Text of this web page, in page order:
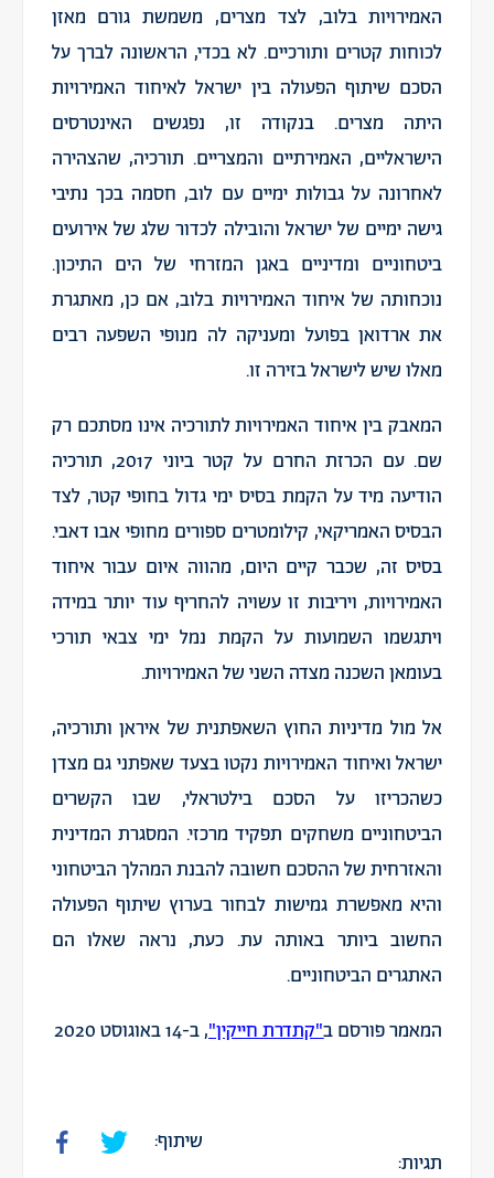
האמירויות בלוב, לצד מצרים, משמשת גורם מאזן
לכוחות קטרים ותורכיים. לא בכדי, הראשונה לברך על
הסכם שיתוף הפעולה בין ישראל לאיחוד האמירויות
היתה מצרים. בנקודה זו, נפגשים האינטרסים
הישראליים, האמירתיים והמצריים. תורכיה, שהצהירה
לאחרונה על גבולות ימיים עם לוב, חסמה בכך נתיבי
גישה ימיים של ישראל והובילה לכדור שלג של אירועים
ביטחוניים ומדיניים באגן המזרחי של הים התיכון.
נוכחותה של איחוד האמירויות בלוב, אם כן, מאתגרת
את ארדואן בפועל ומעניקה לה מנופי השפעה רבים
מאלו שיש לישראל בזירה זו.
המאבק בין איחוד האמירויות לתורכיה אינו מסתכם רק
שם. עם הכרזת החרם על קטר ביוני 2017, תורכיה
הודיעה מיד על הקמת בסיס ימי גדול בחופי קטר, לצד
הבסיס האמריקאי, קילומטרים ספורים מחופי אבו דאבי.
בסיס זה, שכבר קיים היום, מהווה איום עבור איחוד
האמירויות, ויריבות זו עשויה להחריף עוד יותר במידה
ויתגשמו השמועות על הקמת נמל ימי צבאי תורכי
בעומאן השכנה מצדה השני של האמירויות.
אל מול מדיניות החוץ השאפתנית של איראן ותורכיה,
ישראל ואיחוד האמירויות נקטו בצעד שאפתני גם מצדן
כשהכריזו על הסכם בילטראלי, שבו הקשרים
הביטחוניים משחקים תפקיד מרכזי. המסגרת המדינית
והאזרחית של ההסכם חשובה להבנת המהלך הביטחוני
והיא מאפשרת גמישות לבחור בערוץ שיתוף הפעולה
החשוב ביותר באותה עת. כעת, נראה שאלו הם
האתגרים הביטחוניים.
המאמר פורסם ב"קתדרת חייקין", ב-14 באוגוסט 2020
שיתוף:
תגיות: